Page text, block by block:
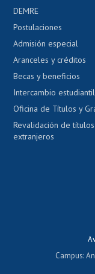
Servicio médico y
Pago de arancel y
Pago de arancel
Certificado de
Mi Uchile
DEMRE
Postulaciones
Admisión especial
Aranceles y créditos
Becas y beneficios
Intercambio estudiantil
Oficina de Títulos y
Revalidación de títulos
extranjeros
Campus: